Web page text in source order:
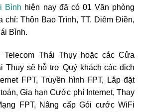
Bình hiện nay đã có 01 Văn phòng
chỉ: Thôn Bao Trình, TT. Diêm Điền,
Bình.
Telecom Thái Thụy hoặc các Cửa
Thụy sẽ hỗ trợ Quý khách các dịch
FPT, Truyền hình FPT, Lắp đặt
Gia hạn Cước phí Internet, Thay
FPT, Nâng cấp Gói cước WiFi